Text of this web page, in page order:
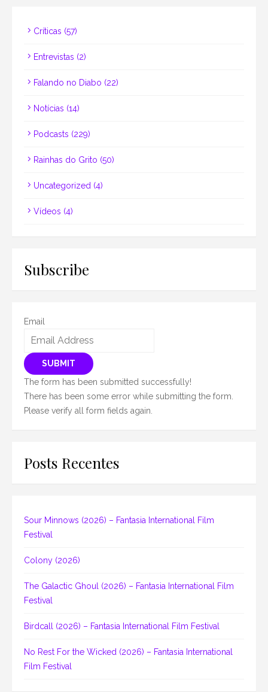
Críticas (57)
Entrevistas (2)
Falando no Diabo (22)
Notícias (14)
Podcasts (229)
Rainhas do Grito (50)
Uncategorized (4)
Vídeos (4)
Subscribe
Email
SUBMIT
The form has been submitted successfully!
There has been some error while submitting the form.
Please verify all form fields again.
Posts Recentes
Sour Minnows (2026) – Fantasia International Film
Festival
Colony (2026)
The Galactic Ghoul (2026) – Fantasia International Film
Festival
Birdcall (2026) – Fantasia International Film Festival
No Rest For the Wicked (2026) – Fantasia International
Film Festival